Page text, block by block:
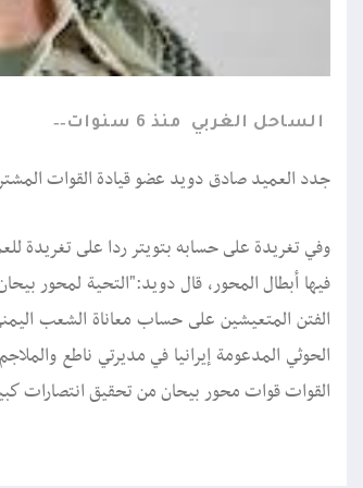
الساحل الغربي منذ 6 سنوات
جدد العميد صادق دويد عضو قيادة القوات
وفي تغريدة على حسابه بتويتر ردا على تغريدة
فيها أبطال المحور، قال دويد:"‏التحية لمحور
الفتن المتعيشين على حساب معاناة الشعب
الحوثي المدعومة إيرانيا في مديرتي ناطع
القوات قوات محور بيحان من تحقيق انتصارات